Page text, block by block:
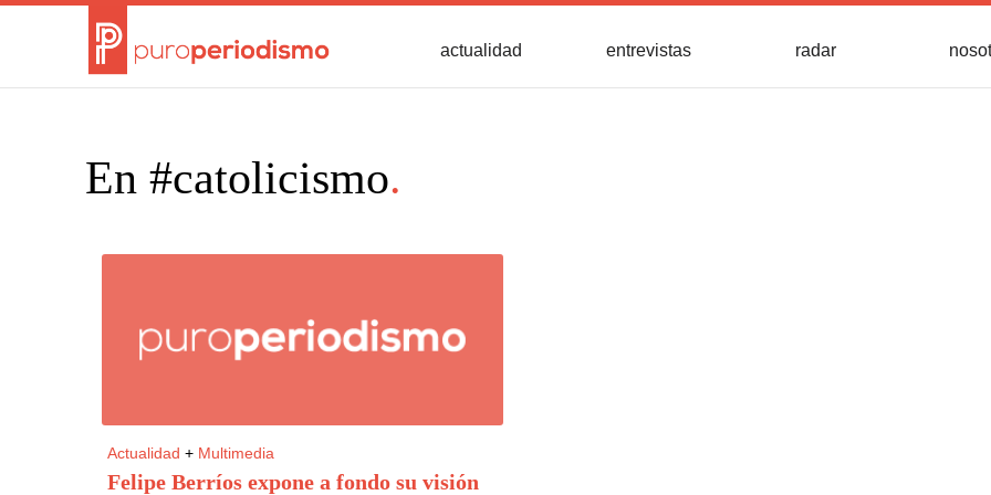
actualidad entrevistas radar
En #catolicismo.
Actualidad + Multimedia
Felipe Berríos expone a fondo su visión